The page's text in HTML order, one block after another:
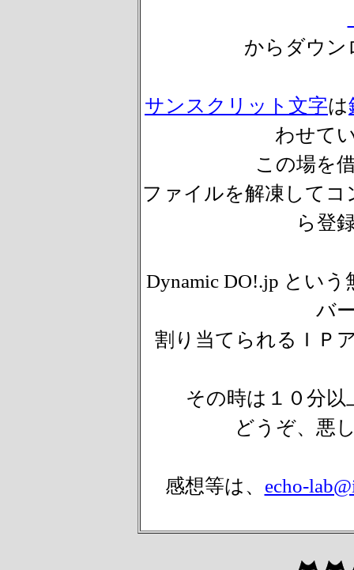
からダウン
サンスクリット文字は
わせて
この場を借り
ファイルを解凍して
ら登
Dynamic DO!.jp とい
バ
割り当てられるＩＰ
その時は１０分
どうぞ、
感想等は、 echo-